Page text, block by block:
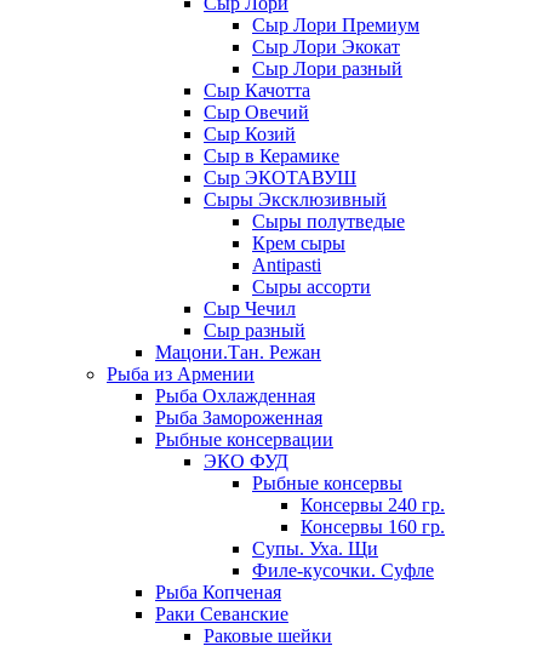
Сыр Лори Премиум
Сыр Лори Экокат
Сыр Лори разный
Сыр Качотта
Сыр Овечий
Сыр Козий
Сыр в Керамике
Сыр ЭКОТАВУШ
Сыры Эксклюзивный
Сыры полутведые
Крем сыры
Antipasti
Сыры ассорти
Сыр Чечил
Сыр разный
Мацони.Тан. Режан
Рыба из Армении
Рыба Охлажденная
Рыба Замороженная
Рыбные консервации
ЭКО ФУД
Рыбные консервы
Консервы 240 гр.
Консервы 160 гр.
Супы. Уха. Щи
Филе-кусочки. Суфле
Рыба Копченая
Раки Севанские
Раковые шейки